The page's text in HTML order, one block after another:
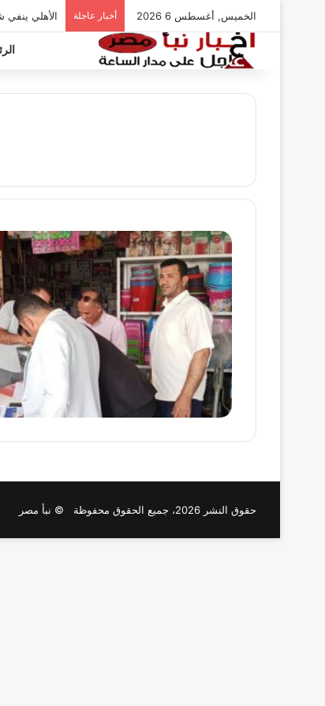
الخميس, أغسطس 6 2026 أخبار عاجلة الأهلي ينفي
حقوق النشر 2026، جميع الحقوق محفوظة © نبأ مصر